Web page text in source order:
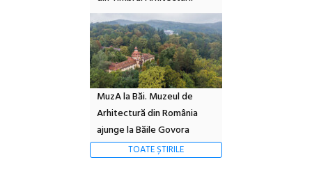
MuzA la Băi. Muzeul de
Arhitectură din România
ajunge la Băile Govora
TOATE ȘTIRILE